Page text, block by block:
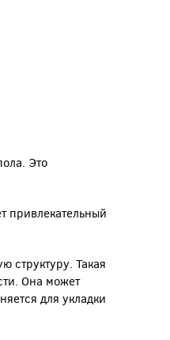
Это
привлекательный
структуру. Такая
Она может
для укладки